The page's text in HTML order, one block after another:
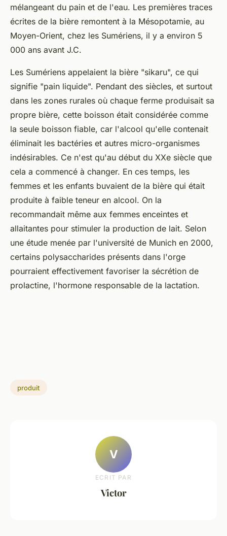
mélangeant du pain et de l'eau. Les premières traces
écrites de la bière remontent à la Mésopotamie, au
Moyen-Orient, chez les Sumériens, il y a environ 5
000 ans avant J.C.
Les Sumériens appelaient la bière "sikaru", ce qui
signifie "pain liquide". Pendant des siècles, et surtout
dans les zones rurales où chaque ferme produisait sa
propre bière, cette boisson était considérée comme
la seule boisson fiable, car l'alcool qu'elle contenait
éliminait les bactéries et autres micro-organismes
indésirables. Ce n'est qu'au début du XXe siècle que
cela a commencé à changer. En ces temps, les
femmes et les enfants buvaient de la bière qui était
produite à faible teneur en alcool. On la
recommandait même aux femmes enceintes et
allaitantes pour stimuler la production de lait. Selon
une étude menée par l'université de Munich en 2000,
certains polysaccharides présents dans l'orge
pourraient effectivement favoriser la sécrétion de
prolactine, l'hormone responsable de la lactation.
produit
V
ECRIT PAR
Victor